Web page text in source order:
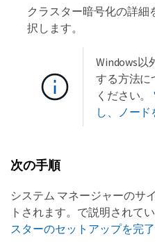
クラスター暗号化の詳
択します。
Windows以
する方法に
ください。
し、ノー
次の手順
システム マネージャーのサ
トされます。で説明されて
スターのセットアップを完